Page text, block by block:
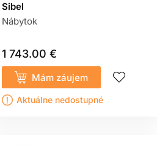
Sibel
Nábytok
1 743.00 €
Mám záujem
Aktuálne nedostupné